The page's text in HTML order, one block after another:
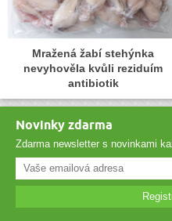
Mražená žabí stehýnka
nevyhověla kvůli reziduím
antibiotik
Novinky zdarma
Zdarma newsletter s novinkami